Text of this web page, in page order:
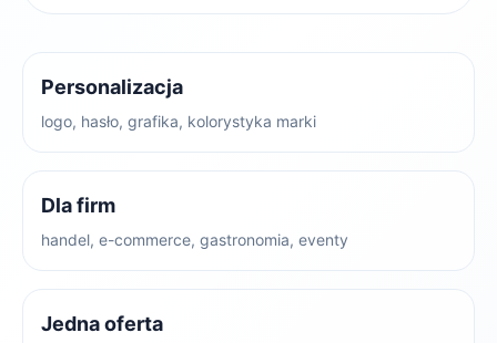
Personalizacja
logo, hasło, grafika, kolorystyka marki
Dla firm
handel, e-commerce, gastronomia, eventy
Jedna oferta